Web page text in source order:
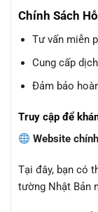
Chính Sách
Tư vấn miễn
Cung cấp
Đảm bảo
Truy cập để
Website
Tại đây, bạn có
tường Nhật Bản